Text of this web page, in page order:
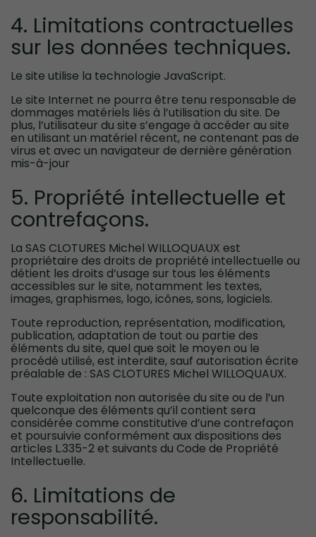
4. Limitations contractuelles
sur les données techniques.
Le site utilise la technologie JavaScript.
Le site Internet ne pourra être tenu responsable de
dommages matériels liés à l’utilisation du site. De
plus, l’utilisateur du site s’engage à accéder au site
en utilisant un matériel récent, ne contenant pas de
virus et avec un navigateur de dernière génération
mis-à-jour
5. Propriété intellectuelle et
contrefaçons.
La SAS CLOTURES Michel WILLOQUAUX est
propriétaire des droits de propriété intellectuelle ou
détient les droits d’usage sur tous les éléments
accessibles sur le site, notamment les textes,
images, graphismes, logo, icônes, sons, logiciels.
Toute reproduction, représentation, modification,
publication, adaptation de tout ou partie des
éléments du site, quel que soit le moyen ou le
procédé utilisé, est interdite, sauf autorisation écrite
préalable de : SAS CLOTURES Michel WILLOQUAUX.
Toute exploitation non autorisée du site ou de l’un
quelconque des éléments qu’il contient sera
considérée comme constitutive d’une contrefaçon
et poursuivie conformément aux dispositions des
articles L.335-2 et suivants du Code de Propriété
Intellectuelle.
6. Limitations de
responsabilité.